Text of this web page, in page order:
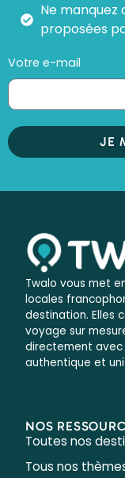
Ne manquez
proposées
Votre e-mail
JE
Twalo vous met
locales
destination. Elles
voyage sur
directement avec
authentique et
NOS
Toutes nos
Tous nos